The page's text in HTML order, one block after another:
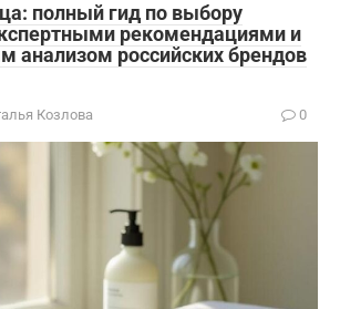
полный гид по выбору
рекомендациями и
анализом российских брендов
Козлова 0